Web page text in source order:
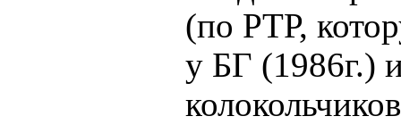
(по РТР,
у БГ (1986г.)